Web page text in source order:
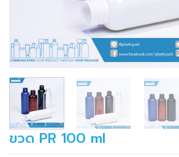
ขวด PR 100 ml